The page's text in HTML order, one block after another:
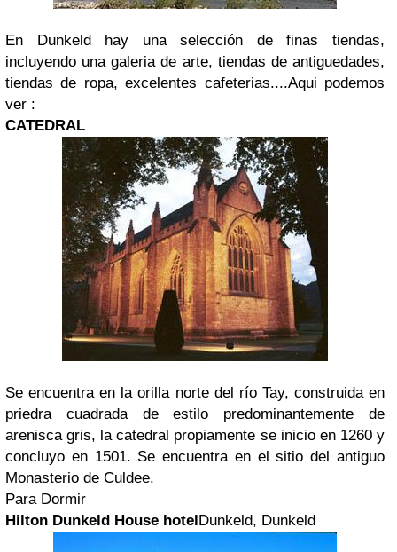
En Dunkeld hay una selección de finas tiendas,
incluyendo una galeria de arte, tiendas de antiguedades,
tiendas de ropa, excelentes cafeterias....Aqui podemos
ver :
CATEDRAL
Se encuentra en la orilla norte del río Tay, construida en
priedra cuadrada de estilo predominantemente de
arenisca gris, la catedral propiamente se inicio en 1260 y
concluyo en 1501. Se encuentra en el sitio del antiguo
Monasterio de Culdee.
Para Dormir
Hilton Dunkeld House hotelDunkeld, Dunkeld